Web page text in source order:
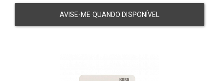
AVISE-ME QUANDO DISPONÍVEL